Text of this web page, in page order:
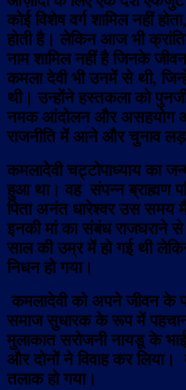
कोई विशेष वर्ग शामिल नहीं
होती है। लेकिन आज भी
नाम शामिल नहीं है जिनके
कमला देवी भी उनमें से थी,
थी। उन्होंने हस्तकला को
नमक आंदोलन और असहयोग
राजनीति में आने और चुनाव
कमलादेवी चट्टोपाध्याय का
हुआ था। वह संपन्न ब्राह्मण
पिता अनंत धारेश्वर उस
इनकी मां का संबंध राजघराने
साल की उम्र में हो गई थी
निधन हो गया।
कमलादेवी को अपने जीवन के
समाज सुधारक के रूप में
मुलाकात सरोजनी नायडू के
और दोनों ने विवाह कर लिया।
तलाक हो गया।